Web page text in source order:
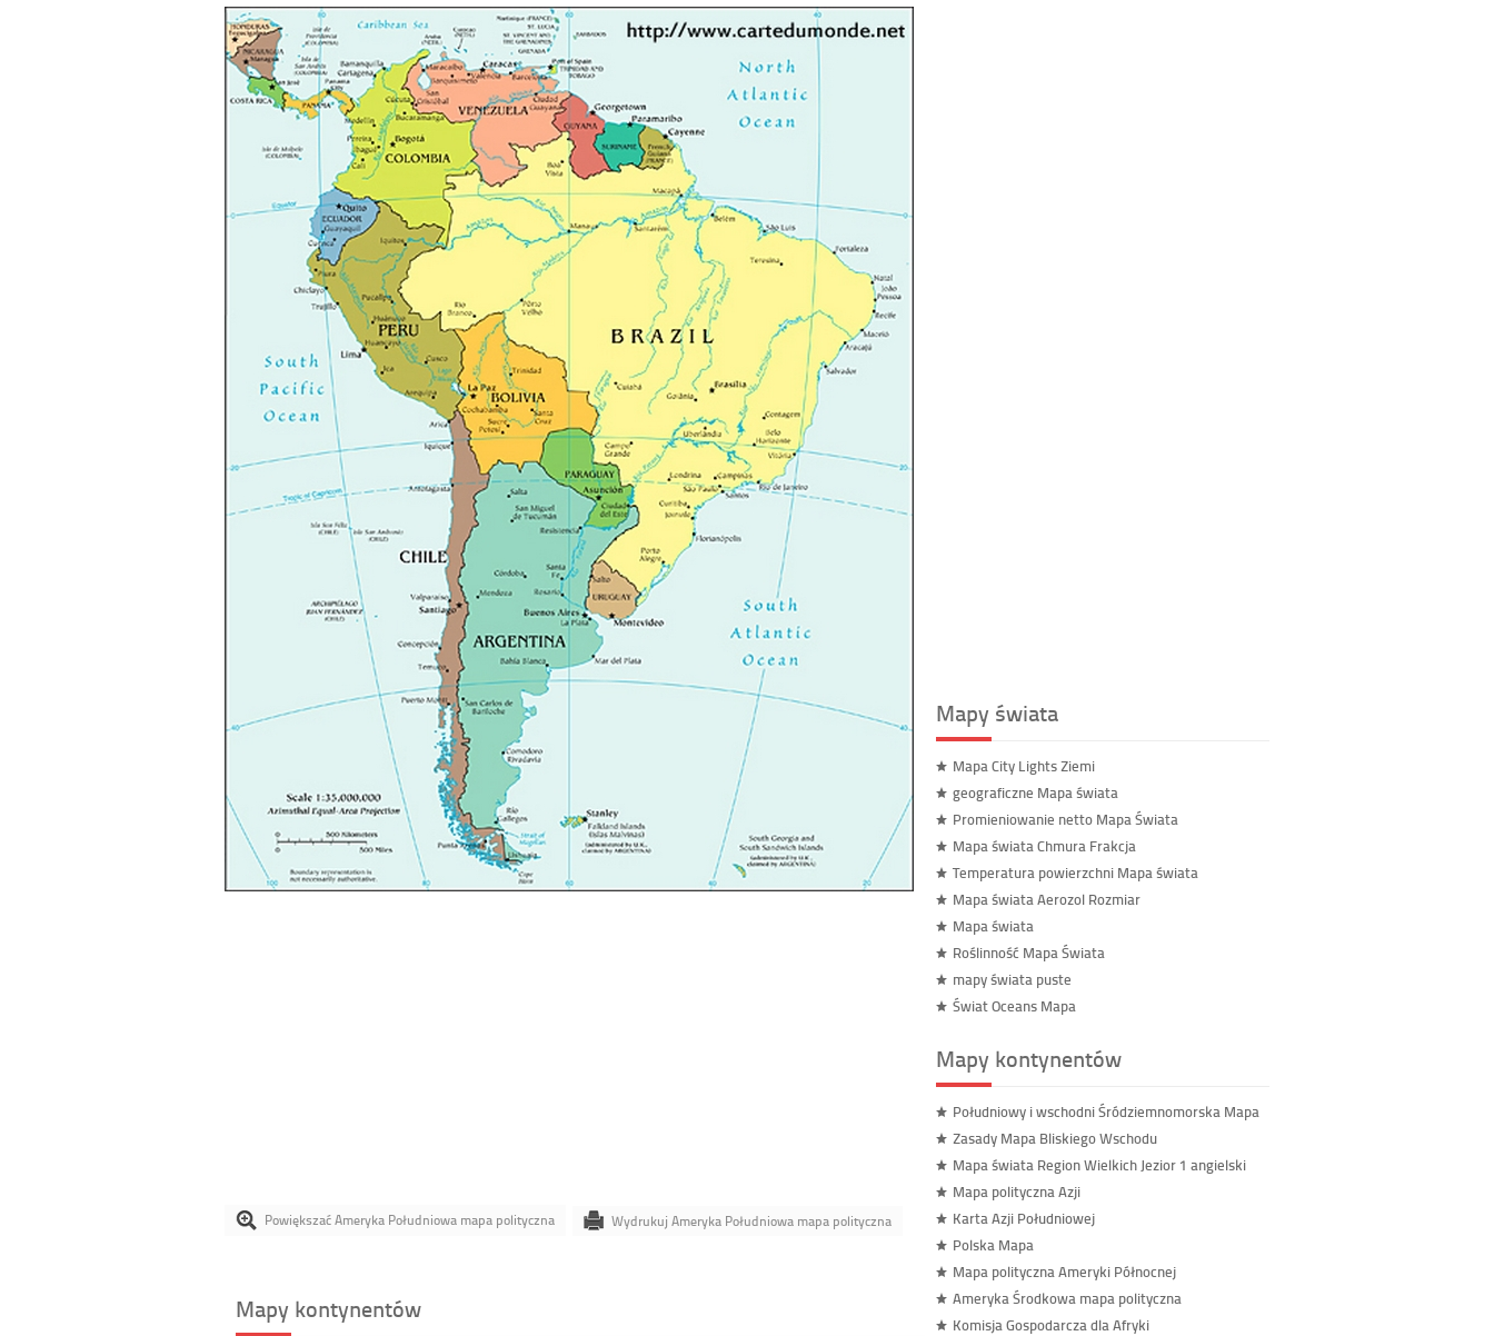
Powiększać Ameryka Południowa mapa polityczna Wydrukuj Ameryka Południowa mapa polityczna
Mapy kontynentów
Mapy świata
Mapa City Lights Ziemi
geograficzne Mapa świata
Promieniowanie netto Mapa Świata
Mapa świata Chmura Frakcja
Temperatura powierzchni Mapa świata
Mapa świata Aerozol Rozmiar
Mapa świata
Roślinność Mapa Świata
mapy świata puste
Świat Oceans Mapa
Mapy kontynentów
Południowy i wschodni Śródziemnomorska Mapa
Zasady Mapa Bliskiego Wschodu
Mapa świata Region Wielkich Jezior 1 angielski
Mapa polityczna Azji
Karta Azji Południowej
Polska Mapa
Mapa polityczna Ameryki Północnej
Ameryka Środkowa mapa polityczna
Komisja Gospodarcza dla Afryki